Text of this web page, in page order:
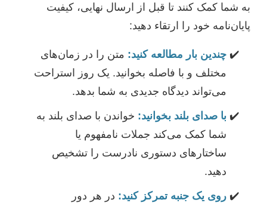
به شما کمک کنند تا قبل از ارسال نهایی، کیفیت
پایان‌نامه خود را ارتقاء دهید:
چندین بار مطالعه کنید: متن را در زمان‌های
مختلف و با فاصله بخوانید. یک روز استراحت
می‌تواند دیدگاه جدیدی به شما بدهد.
با صدای بلند بخوانید: خواندن با صدای بلند به
شما کمک می‌کند جملات نامفهوم یا
ساختارهای دستوری نادرست را تشخیص
دهید.
روی یک جنبه تمرکز کنید: در هر دور